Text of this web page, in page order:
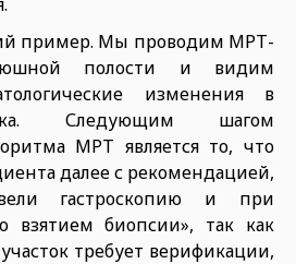
пример. Мы проводим МРТ-
полости и видим
изменения в
Следующим шагом
МРТ является то, что
далее с рекомендацией,
гастроскопию и при
взятием биопсии», так как
требует верификации,